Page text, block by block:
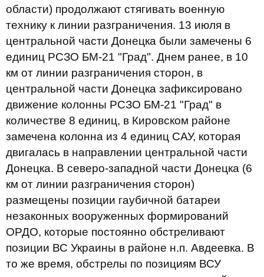
области) продолжают стягивать военную
технику к линии разграничения. 13 июля в
центральной части Донецка были замечены 6
единиц РСЗО БМ-21 "Град". Днем ранее, в 10
км от линии разграничения сторон, в
центральной части Донецка зафиксировано
движение колонны РСЗО БМ-21 "Град" в
количестве 8 единиц, в Кировском районе
замечена колонна из 4 единиц САУ, которая
двигалась в направлении центральной части
Донецка. В северо-западной части Донецка (6
км от линии разграничения сторон)
размещены позиции гаубичной батареи
незаконных вооруженных формирований
ОРДО, которые постоянно обстреливают
позиции ВС Украины в районе н.п. Авдеевка. В
то же время, обстрелы по позициям ВСУ